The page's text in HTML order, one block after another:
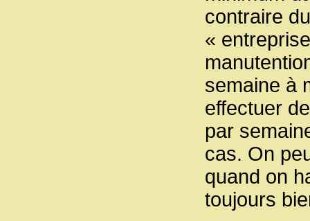
contraire
«
semaine à
effectuer
par
cas. On
quand on
toujours